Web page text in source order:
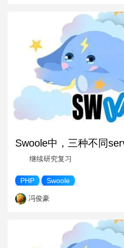
Swoole中，三种不同
继续研究复习
PHP Swoole
冯俊豪